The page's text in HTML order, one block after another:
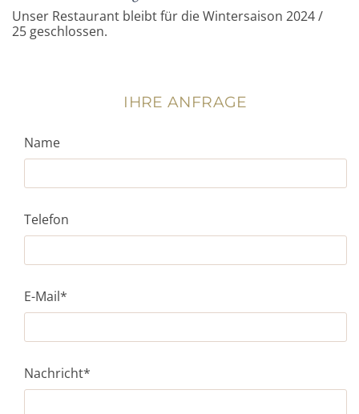
Unser Restaurant bleibt für die Wintersaison 2024 /
25 geschlossen.
IHRE ANFRAGE
Name
Telefon
E-Mail*
Nachricht*